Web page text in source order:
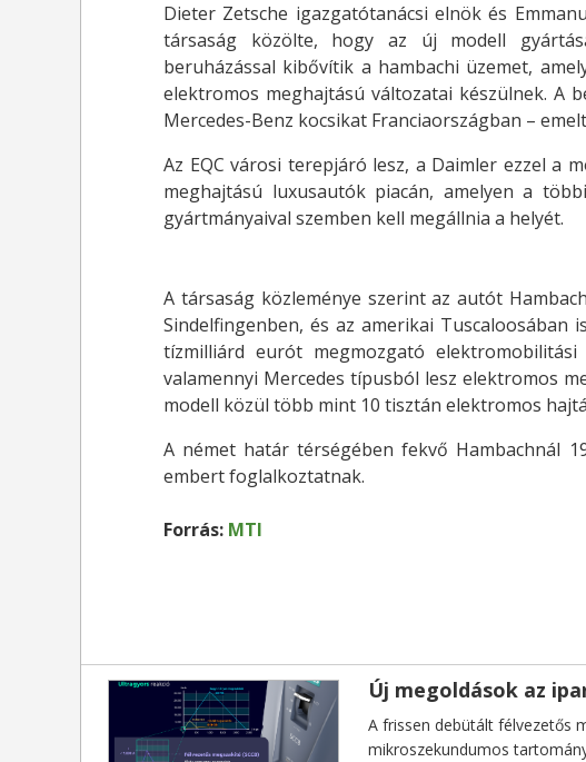
Dieter Zetsche igazgatótanácsi elnök és
társaság közölte, hogy az új modell
beruházással kibővítik a hambachi üzemet,
elektromos meghajtású változatai készülnek. A
Mercedes-Benz kocsikat Franciaországban –
Az EQC városi terepjáró lesz, a Daimler ezzel a
meghajtású luxusautók piacán, amelyen a
gyártmányaival szemben kell megállnia a helyét.
A társaság közleménye szerint az autót
Sindelfingenben, és az amerikai
tízmilliárd eurót megmozgató
valamennyi Mercedes típusból lesz elektromos
modell közül több mint 10 tisztán elektromos
A német határ térségében fekvő Hambachnál
embert foglalkoztatnak.
Forrás: MTI
Új megoldások az
A frissen debütált félvezetős
mikroszekundumos